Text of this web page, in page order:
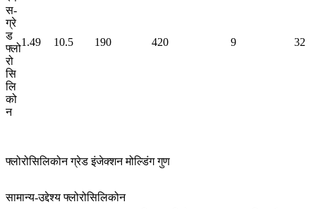
स-
ग्रे
ड
फ्लो
रो
सि
लि
को
न
1.49 10.5 190 420 9 32
फ्लोरोसिलिकोन ग्रेड इंजेक्शन मोल्डिंग गुण
सामान्य-उद्देश्य फ्लोरोसिलिकोन